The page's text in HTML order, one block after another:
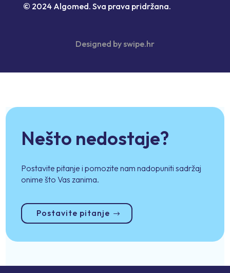
© 2024 Algomed. Sva prava pridržana.
Designed by swipe.hr
Nešto nedostaje?
Postavite pitanje i pomozite nam nadopuniti sadržaj
onime što Vas zanima.
Postavite pitanje